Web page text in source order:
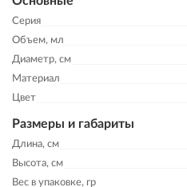
Серия
Объем, мл
Диаметр, см
Материал
Цвет
Размеры и габариты
Длина, см
Высота, см
Вес в упаковке, гр